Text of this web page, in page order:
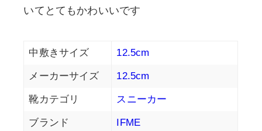
いてとてもかわいいです
中敷きサイズ 12.5cm
メーカーサイズ 12.5cm
靴カテゴリ スニーカー
ブランド IFME